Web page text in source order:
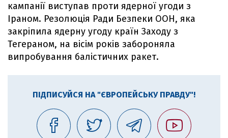
кампанії виступав проти ядерної угоди з
Іраном. Резолюція Ради Безпеки ООН, яка
закріпила ядерну угоду країн Заходу з
Тегераном, на вісім років забороняла
випробування балістичних ракет.
ПІДПИСУЙСЯ НА "ЄВРОПЕЙСЬКУ ПРАВДУ"!